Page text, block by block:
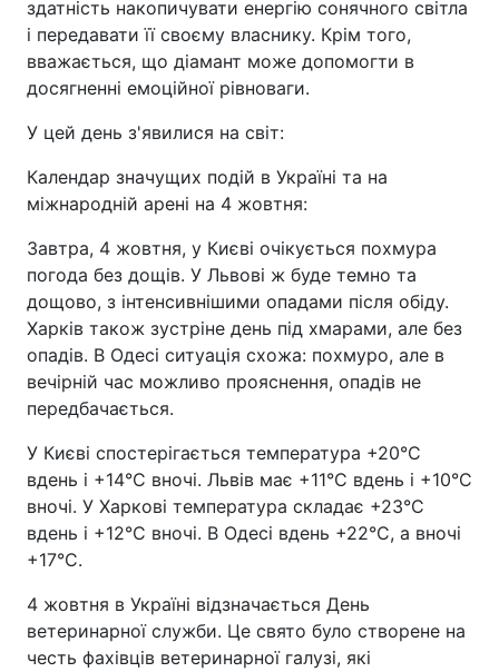
здатність накопичувати енергію сонячного світла
і передавати її своєму власнику. Крім того,
вважається, що діамант може допомогти в
досягненні емоційної рівноваги.
У цей день з'явилися на світ:
Календар значущих подій в Україні та на
міжнародній арені на 4 жовтня:
Завтра, 4 жовтня, у Києві очікується похмура
погода без дощів. У Львові ж буде темно та
дощово, з інтенсивнішими опадами після обіду.
Харків також зустріне день під хмарами, але без
опадів. В Одесі ситуація схожа: похмуро, але в
вечірній час можливо прояснення, опадів не
передбачається.
У Києві спостерігається температура +20°C
вдень і +14°C вночі. Львів має +11°C вдень і +10°C
вночі. У Харкові температура складає +23°C
вдень і +12°C вночі. В Одесі вдень +22°C, а вночі
+17°C.
4 жовтня в Україні відзначається День
ветеринарної служби. Це свято було створене на
честь фахівців ветеринарної галузі, які